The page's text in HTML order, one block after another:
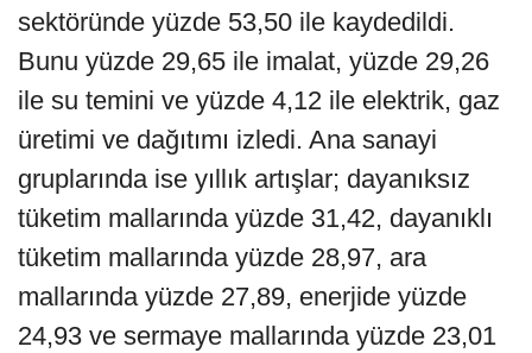
sektöründe yüzde 53,50 ile kaydedildi.
Bunu yüzde 29,65 ile imalat, yüzde 29,26
ile su temini ve yüzde 4,12 ile elektrik, gaz
üretimi ve dağıtımı izledi. Ana sanayi
gruplarında ise yıllık artışlar; dayanıksız
tüketim mallarında yüzde 31,42, dayanıklı
tüketim mallarında yüzde 28,97, ara
mallarında yüzde 27,89, enerjide yüzde
24,93 ve sermaye mallarında yüzde 23,01